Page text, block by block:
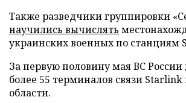
Также разведчики группировки
научились вычислять
украинских военных по станциям
За первую половину мая ВС России
более 55 терминалов связи Starlink
области.